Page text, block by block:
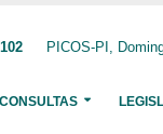
PICOS-PI,
CONSULTAS